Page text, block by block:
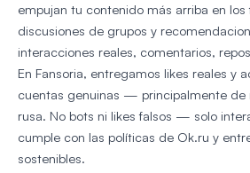
empujan tu contenido más arriba en
discusiones de grupos y
interacciones reales, comentarios,
En Fansoria, entregamos likes reales y
cuentas genuinas — principalmente de
rusa. No bots ni likes falsos — solo
cumple con las políticas de Ok.ru y
sostenibles.